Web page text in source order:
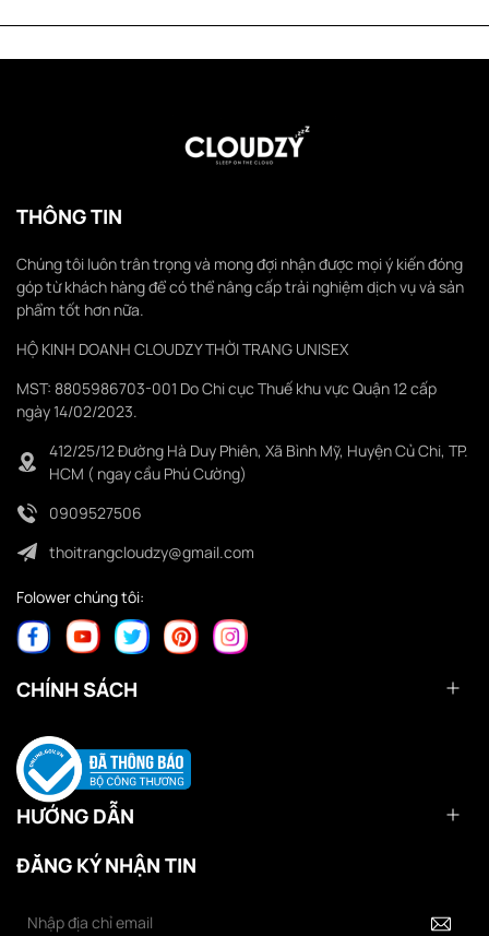
THÔNG TIN
Chúng tôi luôn trân trọng và mong đợi nhận được mọi ý kiến đóng
góp từ khách hàng để có thể nâng cấp trải nghiệm dịch vụ và sản
phẩm tốt hơn nữa.
HỘ KINH DOANH CLOUDZY THỜI TRANG UNISEX
MST: 8805986703-001 Do Chi cục Thuế khu vực Quận 12 cấp
ngày 14/02/2023.
412/25/12 Đường Hà Duy Phiên, Xã Bình Mỹ, Huyện Củ Chi, TP.
HCM ( ngay cầu Phú Cường)
0909527506
thoitrangcloudzy@gmail.com
Folower chúng tôi:
CHÍNH SÁCH
HƯỚNG DẪN
ĐĂNG KÝ NHẬN TIN